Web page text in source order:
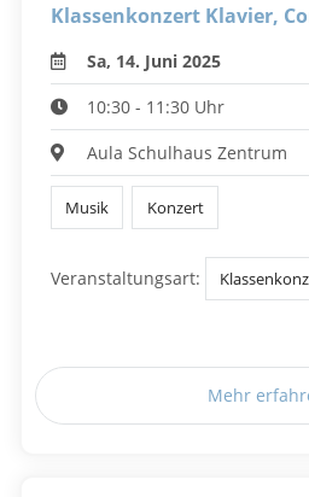
Klassenkonzert Klavier,
Sa, 14. Juni 2025
10:30 - 11:30 Uhr
Aula Schulhaus Zentrum
Musik Konzert
Veranstaltungsart:
Mehr